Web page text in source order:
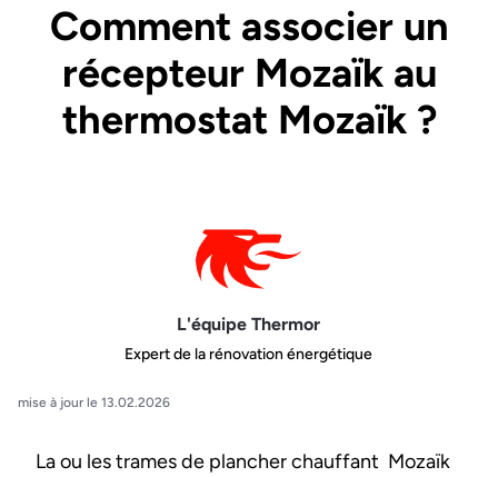
Comment associer un
récepteur Mozaïk au
thermostat Mozaïk ?
L'équipe Thermor
Expert de la rénovation énergétique
mise à jour le 13.02.2026
La ou les trames de plancher chauffant Mozaïk